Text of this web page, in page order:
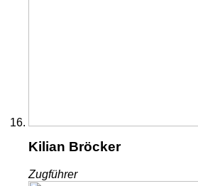
Kilian Bröcker
Zugführer